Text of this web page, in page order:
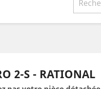
2-S - RATIONAL